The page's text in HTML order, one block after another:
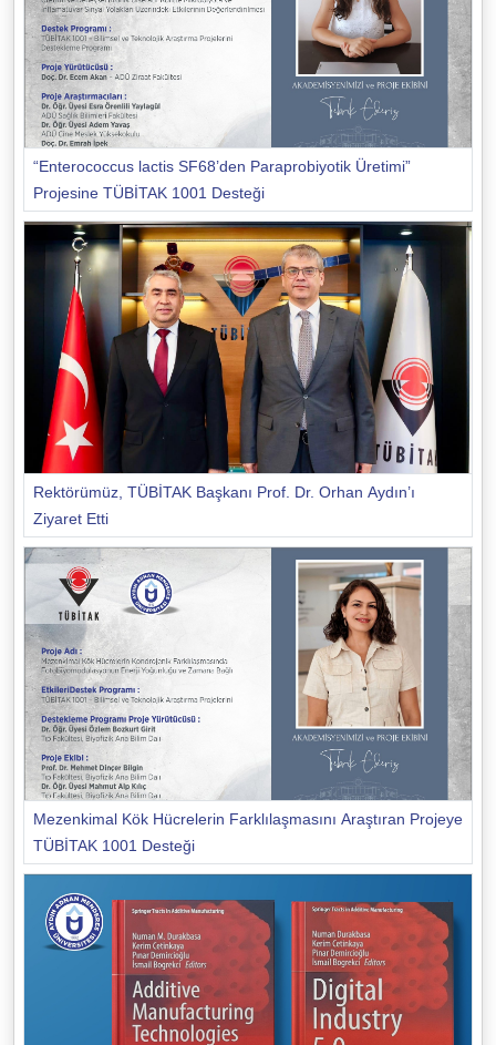
“Enterococcus lactis SF68’den Paraprobiyotik Üretimi”
Projesine TÜBİTAK 1001 Desteği
Rektörümüz, TÜBİTAK Başkanı Prof. Dr. Orhan Aydın’ı
Ziyaret Etti
Mezenkimal Kök Hücrelerin Farklılaşmasını Araştıran Projeye
TÜBİTAK 1001 Desteği